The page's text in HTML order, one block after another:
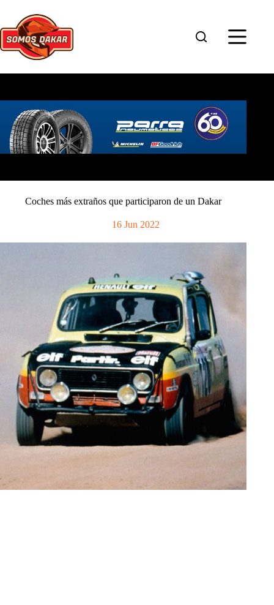
contenido
Coches más extraños que participaron de un Dakar
16 Jun 2022